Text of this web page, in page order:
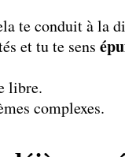
te conduit à la
et tu te sens
libre.
complexes.